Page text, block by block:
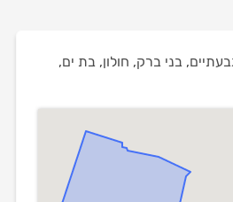
בני ברק, חולון, בת ים,